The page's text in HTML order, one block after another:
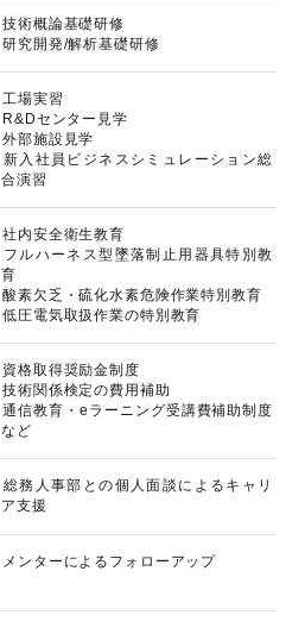
技術概論基礎研修
研究開発/解析基礎研修
工場実習
R&Dセンター見学
外部施設見学
新入社員ビジネスシミュレーション総
合演習
社内安全衛生教育
フルハーネス型墜落制止用器具特別教
育
酸素欠乏・硫化水素危険作業特別教育
低圧電気取扱作業の特別教育
資格取得奨励金制度
技術関係検定の費用補助
通信教育・eラーニング受講費補助制度
など
総務人事部との個人面談によるキャリ
ア支援
メンターによるフォローアップ